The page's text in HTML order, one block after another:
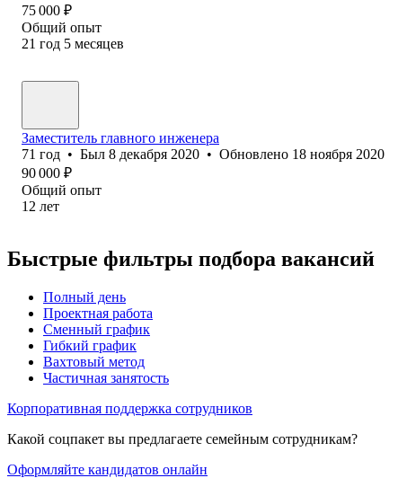
75 000 ₽
Общий опыт
21 год 5 месяцев
Заместитель главного инженера
71 год • Был 8 декабря 2020 • Обновлено 18 ноября 2020
90 000 ₽
Общий опыт
12 лет
Быстрые фильтры подбора вакансий
Полный день
Проектная работа
Сменный график
Гибкий график
Вахтовый метод
Частичная занятость
Корпоративная поддержка сотрудников
Какой соцпакет вы предлагаете семейным сотрудникам?
Оформляйте кандидатов онлайн